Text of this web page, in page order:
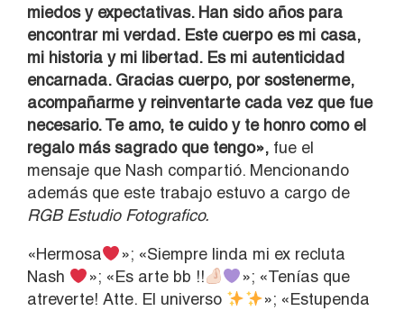
miedos y expectativas. Han sido años para
encontrar mi verdad. Este cuerpo es mi casa,
mi historia y mi libertad. Es mi autenticidad
encarnada. Gracias cuerpo, por sostenerme,
acompañarme y reinventarte cada vez que fue
necesario. Te amo, te cuido y te honro como el
regalo más sagrado que tengo», fue el
mensaje que Nash compartió. Mencionando
además que este trabajo estuvo a cargo de
RGB Estudio Fotografico.
«Hermosa
»; «Siempre linda mi ex recluta
Nash
»; «Es arte bb !!
»; «Tenías que
atreverte! Atte. El universo
»; «Estupenda